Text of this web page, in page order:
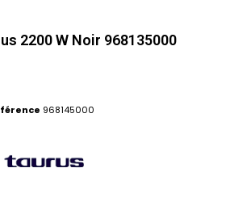
2200 W Noir 968135000
968145000